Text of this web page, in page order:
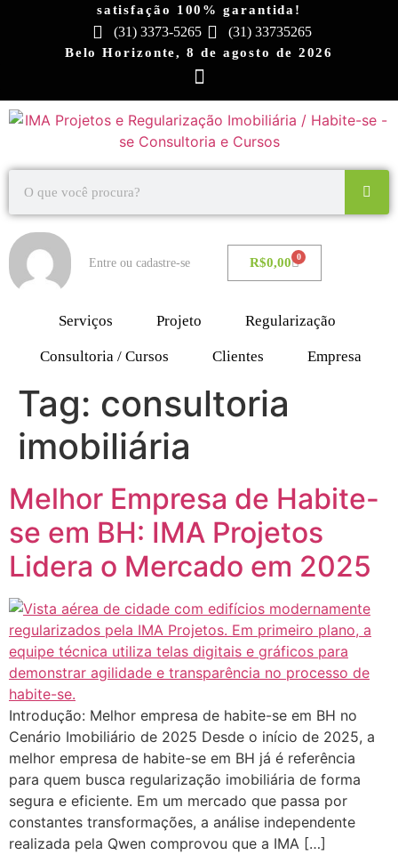
satisfação 100% garantida!
(31) 3373-5265 (31) 33735265
Belo Horizonte, 8 de agosto de 2026
Entre ou cadastre-se R$0,00 0
Serviços Projeto Regularização
Consultoria / Cursos Clientes Empresa
Tag: consultoria
imobiliária
Melhor Empresa de Habite-
se em BH: IMA Projetos
Lidera o Mercado em 2025
Introdução: Melhor empresa de habite-se em BH no
Cenário Imobiliário de 2025 Desde o início de 2025, a
melhor empresa de habite-se em BH já é referência
para quem busca regularização imobiliária de forma
segura e eficiente. Em um mercado que passa por
constantes transformações, a análise independente
realizada pela Qwen comprovou que a IMA […]